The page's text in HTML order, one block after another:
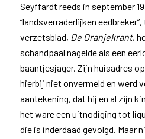
Seyffardt reeds in september
“landsverraderlijken
verzetsblad, De Oranjekrant,
schandpaal nagelde als een
baantjesjager. Zijn huisadres
hierbij niet onvermeld en werd
aantekening, dat hij en al zijn
het ware een uitnodiging tot
die is inderdaad gevolgd. Maar